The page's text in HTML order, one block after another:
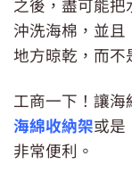
之後，盡可能
沖洗海棉，並
地方晾乾，而不
工商一下！讓海
海綿收納架或是
非常便利。